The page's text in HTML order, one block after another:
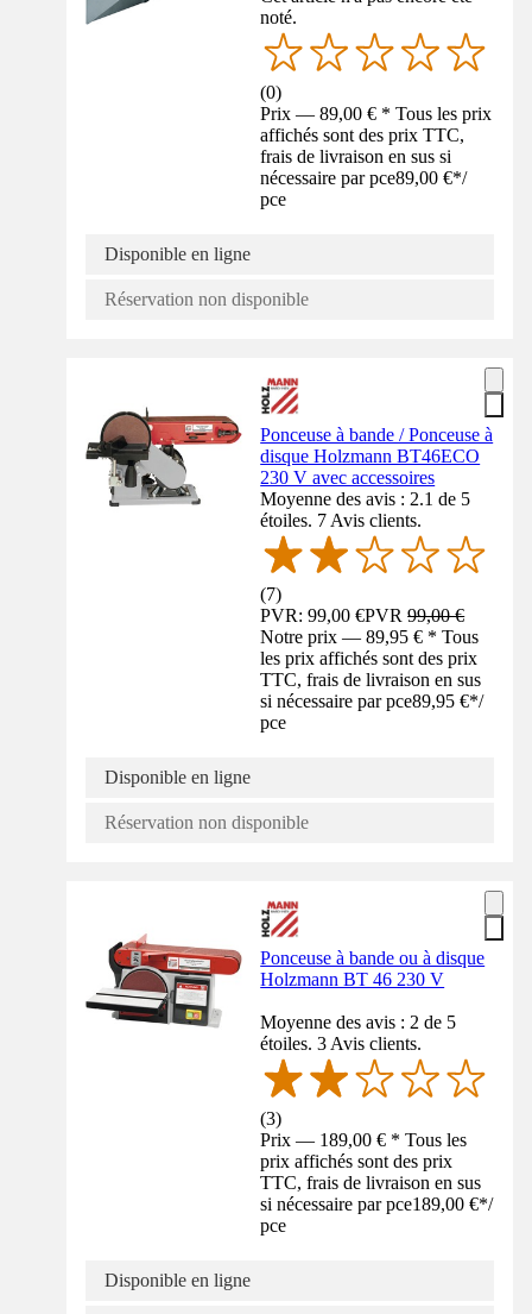
noté.
(0)
Prix — 89,00 € * Tous les prix
affichés sont des prix TTC,
frais de livraison en sus si
nécessaire par pce89,00 €*/
pce
Disponible en ligne
Réservation non disponible
Ponceuse à bande / Ponceuse à
disque Holzmann BT46ECO
230 V avec accessoires
Moyenne des avis : 2.1 de 5
étoiles. 7 Avis clients.
(7)
PVR: 99,00 €PVR99,00 €
Notre prix — 89,95 € * Tous
les prix affichés sont des prix
TTC, frais de livraison en sus
si nécessaire par pce89,95 €*/
pce
Disponible en ligne
Réservation non disponible
Ponceuse à bande ou à disque
Holzmann BT 46 230 V
Moyenne des avis : 2 de 5
étoiles. 3 Avis clients.
(3)
Prix — 189,00 € * Tous les
prix affichés sont des prix
TTC, frais de livraison en sus
si nécessaire par pce189,00 €*/
pce
Disponible en ligne